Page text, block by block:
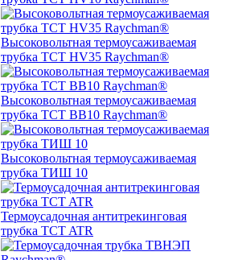
Высоковольтная термоусаживаемая
трубка TCT HV35 Raychman®
Высоковольтная термоусаживаемая
трубка TCT BB10 Raychman®
Высоковольтная термоусаживаемая
трубка ТИШ 10
Термоусадочная антитрекинговая
трубка TCT ATR